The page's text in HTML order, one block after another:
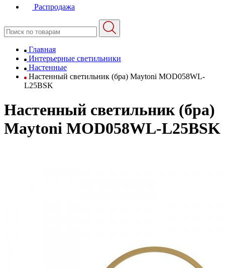
Распродажа
Главная
Интерьерные светильники
Настенные
Настенный светильник (бра) Maytoni MOD058WL-
L25BSK
Настенный светильник (бра)
Maytoni MOD058WL-L25BSK